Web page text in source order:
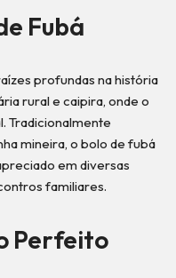
Fubá
profundas na história
rural e caipira, onde o
Tradicionalmente
mineira, o bolo de fubá
em diversas
familiares.
Perfeito